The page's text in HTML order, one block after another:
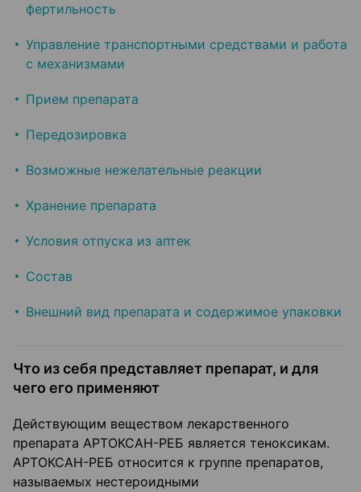
фертильность
Управление транспортными средствами и работа
с механизмами
Прием препарата
Передозировка
Возможные нежелательные реакции
Хранение препарата
Условия отпуска из аптек
Состав
Внешний вид препарата и содержимое упаковки
Что из себя представляет препарат, и для
чего его применяют
Действующим веществом лекарственного
препарата АРТОКСАН-РЕБ является теноксикам.
АРТОКСАН-РЕБ относится к группе препаратов,
называемых нестероидными